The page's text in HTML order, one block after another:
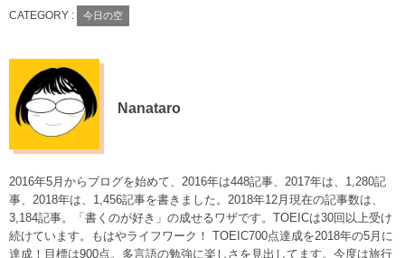
CATEGORY : 今日の空
Nanataro
2016年5月からブログを始めて、2016年は448記事、2017年は、1,280記
事、2018年は、1,456記事を書きました。2018年12月現在の記事数は、
3,184記事。「書くのが好き」の成せるワザです。TOEICは30回以上受け
続けています。もはやライフワーク！ TOEIC700点達成を2018年の5月に
達成！目標は900点。多言語の勉強に楽しさを見出してます。今度は旅行